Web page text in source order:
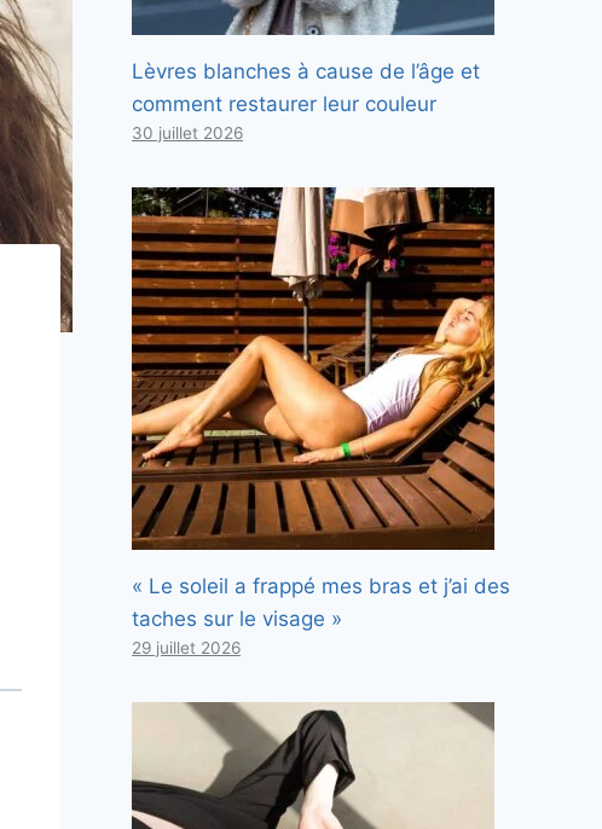
Lèvres blanches à cause de l’âge et
comment restaurer leur couleur
30 juillet 2026
« Le soleil a frappé mes bras et j’ai des
taches sur le visage »
29 juillet 2026